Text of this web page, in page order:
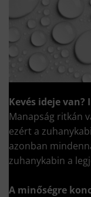
Kevés ideje van?
Manapság ritkán
ezért a
azonban
zuhanykabin a
A minőségre